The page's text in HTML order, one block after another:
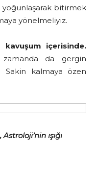
yoğunlaşarak bitirmek
yönelmeliyiz.
içerisinde.
da gergin
Sakin kalmaya özen
ışığı